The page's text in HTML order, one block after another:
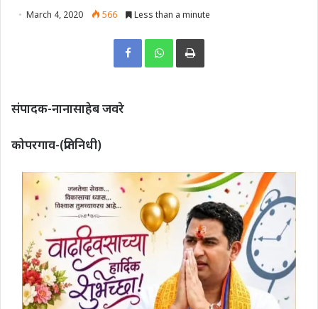
March 4, 2020 566 Less than a minute
Print
संपादक-नानासाहेब जवरे
कोपरगाव-(प्रतिनिधी)